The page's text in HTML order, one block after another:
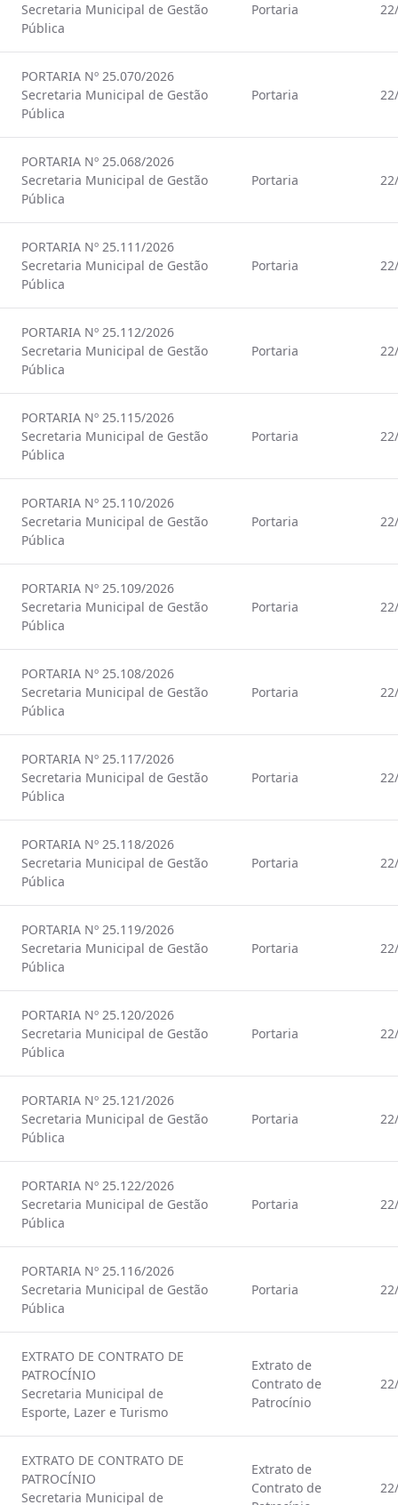
Secretaria Municipal de Gestão
Pública
Portaria
PORTARIA Nº 25.070/2026
Secretaria Municipal de Gestão
Pública
Portaria
PORTARIA Nº 25.068/2026
Secretaria Municipal de Gestão
Pública
Portaria
PORTARIA Nº 25.111/2026
Secretaria Municipal de Gestão
Pública
Portaria
PORTARIA Nº 25.112/2026
Secretaria Municipal de Gestão
Pública
Portaria
PORTARIA Nº 25.115/2026
Secretaria Municipal de Gestão
Pública
Portaria
PORTARIA Nº 25.110/2026
Secretaria Municipal de Gestão
Pública
Portaria
PORTARIA Nº 25.109/2026
Secretaria Municipal de Gestão
Pública
Portaria
PORTARIA Nº 25.108/2026
Secretaria Municipal de Gestão
Pública
Portaria
PORTARIA Nº 25.117/2026
Secretaria Municipal de Gestão
Pública
Portaria
PORTARIA Nº 25.118/2026
Secretaria Municipal de Gestão
Pública
Portaria
PORTARIA Nº 25.119/2026
Secretaria Municipal de Gestão
Pública
Portaria
PORTARIA Nº 25.120/2026
Secretaria Municipal de Gestão
Pública
Portaria
PORTARIA Nº 25.121/2026
Secretaria Municipal de Gestão
Pública
Portaria
PORTARIA Nº 25.122/2026
Secretaria Municipal de Gestão
Pública
Portaria
PORTARIA Nº 25.116/2026
Secretaria Municipal de Gestão
Pública
Portaria
EXTRATO DE CONTRATO DE
PATROCÍNIO
Secretaria Municipal de
Esporte, Lazer e Turismo
Extrato de
Contrato de
Patrocínio
EXTRATO DE CONTRATO DE
PATROCÍNIO
Secretaria Municipal de
Extrato de
Contrato de